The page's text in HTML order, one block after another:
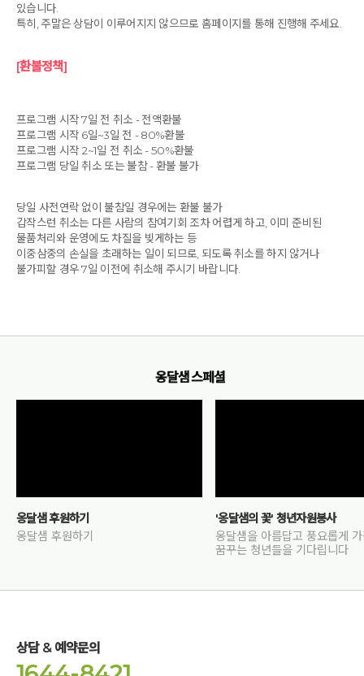
있습니다.
특히, 주말은 상담이 이루어지지 않으므로 홈페이지를 통해 진행해 주세요.
[환불정책]
프로그램 시작 7일 전 취소 - 전액환불
프로그램 시작 6일~3일 전 - 80%환불
프로그램 시작 2~1일 전 취소 - 50%환불
프로그램 당일 취소 또는 불참 - 환불 불가
당일 사전연락 없이 불참일 경우에는 환불 불가
갑작스런 취소는 다른 사람의 참여기회 조차 어렵게 하고, 이미 준비된
물품처리와 운영에도 차질을 빚게하는 등
이중삼중의 손실을 초래하는 일이 되므로, 되도록 취소를 하지 않거나
불가피할 경우 7일 이전에 취소해 주시기 바랍니다.
옹달샘 스페셜
옹달샘 후원하기
옹달샘 후원하기
'옹달샘의 꽃' 청년자원봉사
옹달샘을 아름답고 풍요롭게
꿈꾸는 청년들을 기다립니다
상담 & 예약문의